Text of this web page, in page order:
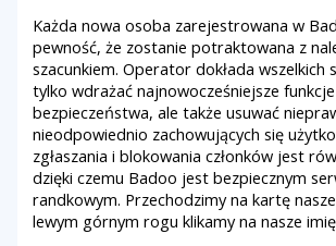
Każda nowa osoba zarejestrowana w
pewność, że zostanie potraktowana z
szacunkiem. Operator dokłada wszelkich
tylko wdrażać najnowocześniejsze funkcje
bezpieczeństwa, ale także usuwać
nieodpowiednio zachowujących się
zgłaszania i blokowania członków jest
dzięki czemu Badoo jest bezpiecznym
randkowym. Przechodzimy na kartę
lewym górnym rogu klikamy na nasze